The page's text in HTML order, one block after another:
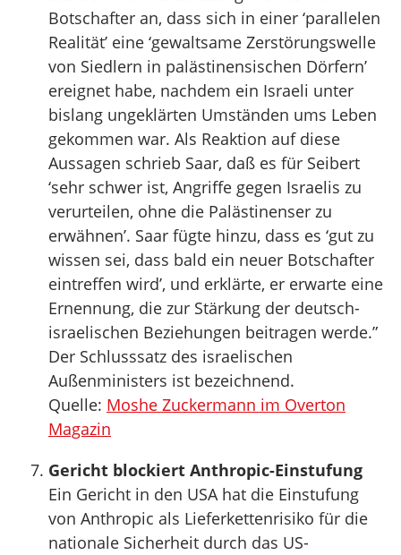
Botschafter an, dass sich in einer ‘parallelen
Realität’ eine ‘gewaltsame Zerstörungswelle
von Siedlern in palästinensischen Dörfern’
ereignet habe, nachdem ein Israeli unter
bislang ungeklärten Umständen ums Leben
gekommen war. Als Reaktion auf diese
Aussagen schrieb Saar, daß es für Seibert
‘sehr schwer ist, Angriffe gegen Israelis zu
verurteilen, ohne die Palästinenser zu
erwähnen’. Saar fügte hinzu, dass es ‘gut zu
wissen sei, dass bald ein neuer Botschafter
eintreffen wird’, und erklärte, er erwarte eine
Ernennung, die zur Stärkung der deutsch-
israelischen Beziehungen beitragen werde.”
Der Schlusssatz des israelischen
Außenministers ist bezeichnend.
Quelle: Moshe Zuckermann im Overton
Magazin
Gericht blockiert Anthropic-Einstufung
Ein Gericht in den USA hat die Einstufung
von Anthropic als Lieferkettenrisiko für die
nationale Sicherheit durch das US-